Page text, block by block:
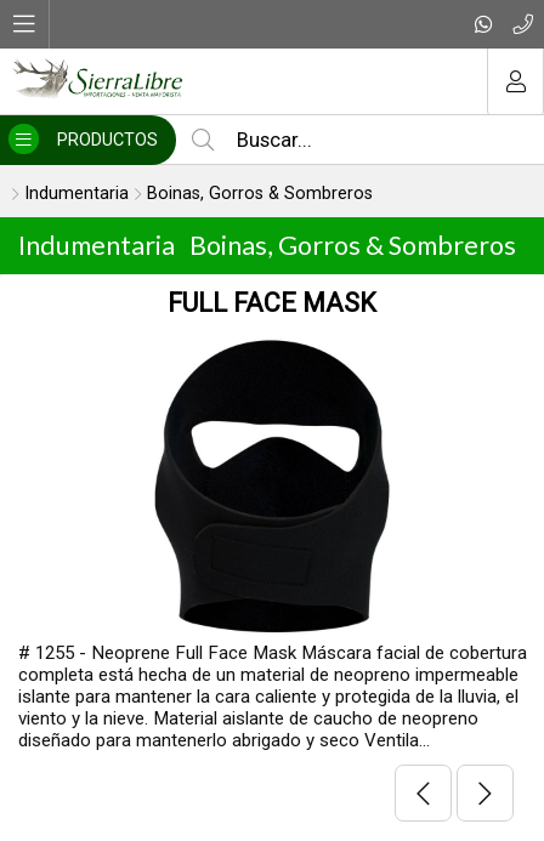
PRODUCTOS
Indumentaria Boinas, Gorros & Sombreros
Indumentaria Boinas, Gorros & Sombreros
USS Growler
# 19266 - Rothco Inc. Gorra de visera , bajo perfil, bordado
dorado con USS Growler. Con licencia oficial de la Marina de los
Estados Unidos 100 % sarga de algodón cepillado